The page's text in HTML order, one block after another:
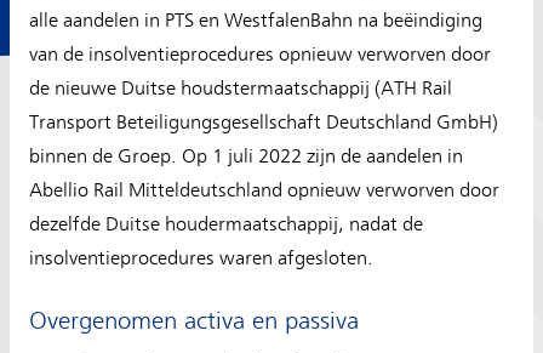
alle aandelen in PTS en WestfalenBahn na beëindiging
van de insolventieprocedures opnieuw verworven door
de nieuwe Duitse houdstermaatschappij (ATH Rail
Transport Beteiligungsgesellschaft Deutschland GmbH)
binnen de Groep. Op 1 juli 2022 zijn de aandelen in
Abellio Rail Mitteldeutschland opnieuw verworven door
dezelfde Duitse houdermaatschappij, nadat de
insolventieprocedures waren afgesloten.
Overgenomen activa en passiva